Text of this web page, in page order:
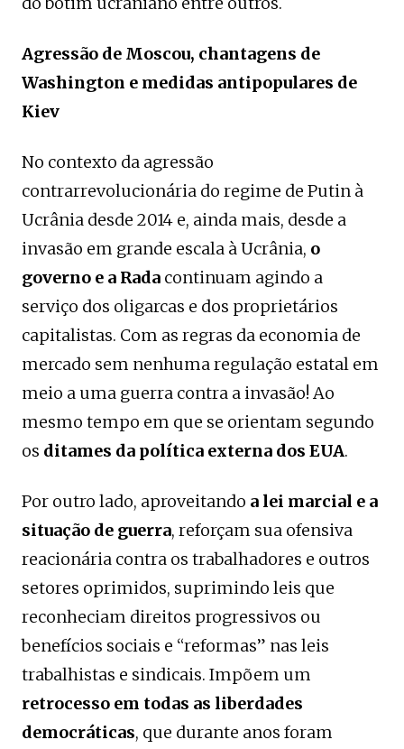
Agressão de Moscou, chantagens de
Washington e medidas antipopulares de
Kiev
No contexto da agressão
contrarrevolucionária do regime de Putin à
Ucrânia desde 2014 e, ainda mais, desde a
invasão em grande escala à Ucrânia, o
governo e a Rada continuam agindo a
serviço dos oligarcas e dos proprietários
capitalistas. Com as regras da economia de
mercado sem nenhuma regulação estatal em
meio a uma guerra contra a invasão! Ao
mesmo tempo em que se orientam segundo
os ditames da política externa dos EUA.
Por outro lado, aproveitando a lei marcial e a
situação de guerra, reforçam sua ofensiva
reacionária contra os trabalhadores e outros
setores oprimidos, suprimindo leis que
reconheciam direitos progressivos ou
benefícios sociais e “reformas” nas leis
trabalhistas e sindicais. Impõem um
retrocesso em todas as liberdades
democráticas, que durante anos foram